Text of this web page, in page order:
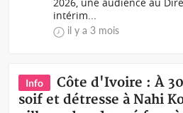
intérim...
il y a 3 mois
Info
Côte d'Ivoire : À
soif et détresse à Nahi